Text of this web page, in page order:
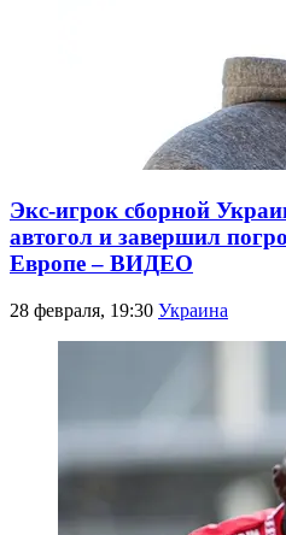
Экс-игрок сборной
автогол и завершил
Европе – ВИДЕО
28 февраля, 19:30 Украина